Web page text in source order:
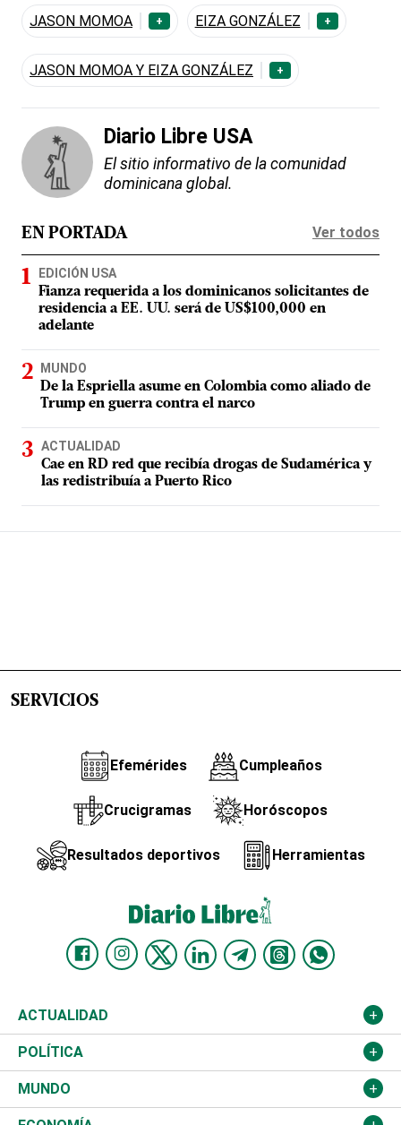
JASON MOMOA
+ EIZA GONZÁLEZ +
JASON MOMOA Y EIZA GONZÁLEZ +
Diario Libre USA
El sitio informativo de la comunidad
dominicana global.
EN PORTADA Ver todos
EDICIÓN USA
Fianza requerida a los dominicanos solicitantes de
residencia a EE. UU. será de US$100,000 en
adelante
MUNDO
De la Espriella asume en Colombia como aliado de
Trump en guerra contra el narco
ACTUALIDAD
Cae en RD red que recibía drogas de Sudamérica y
las redistribuía a Puerto Rico
SERVICIOS
Efemérides Cumpleaños
Crucigramas Horóscopos
Resultados deportivos Herramientas
ACTUALIDAD
Nacional
Ciudad
POLÍTICA
Partidos
MUNDO